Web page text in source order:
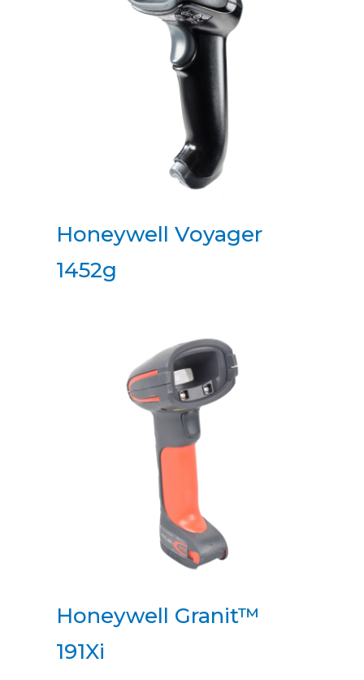
Honeywell Voyager
1452g
Honeywell Granit™
191Xi